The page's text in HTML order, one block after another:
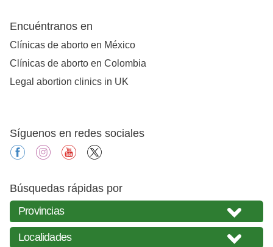
Encuéntranos en
Clínicas de aborto en México
Clínicas de aborto en Colombia
Legal abortion clinics in UK
Síguenos en redes sociales
facebookinstagramyoutube
Búsquedas rápidas por